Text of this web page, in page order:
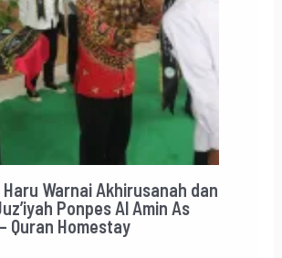
Warnai Akhirusanah dan
Ponpes Al Amin As
Quran Homestay